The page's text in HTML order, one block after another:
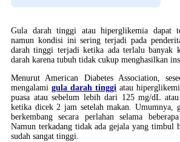
Gula darah tinggi atau hiperglikemia dapat
namun kondisi ini sering terjadi pada
darah tinggi terjadi ketika ada terlalu banyak
darah karena tubuh tidak cukup menghasilkan
Menurut American Diabetes Association,
mengalami gula darah tinggi atau
puasa atau sebelum lebih dari 125 mg/dL
ketika dicek 2 jam setelah makan. Umumnya,
berkembang secara perlahan selama
Namun terkadang tidak ada gejala yang timbul
sudah sangat tinggi.